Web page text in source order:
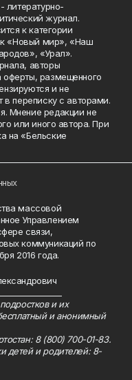
литературно-
журнал.
к категории
«Новый мир», «Наш
«Урал».
авторы
размещенного
и не
в переписку с авторами.
Мнение редакции не
или иного автора. При
на «Бельские
массовой
Управлением
связи,
коммуникаций по
2016 года.
и их
и анонимный
8 (800) 700-01-83.
детей и родителей: 8-